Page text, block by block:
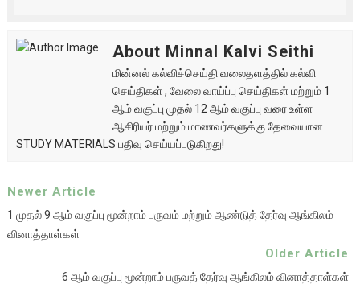
About Minnal Kalvi Seithi
மின்னல் கல்விச்செய்தி வலைதளத்தில் கல்வி
செய்திகள் , வேலை வாய்ப்பு செய்திகள் மற்றும் 1
ஆம் வகுப்பு முதல் 12 ஆம் வகுப்பு வரை உள்ள
ஆசிரியர் மற்றும் மாணவர்களுக்கு தேவையான
STUDY MATERIALS பதிவு செய்யப்படுகிறது!
Newer Article
1 முதல் 9 ஆம் வகுப்பு மூன்றாம் பருவம் மற்றும் ஆண்டுத் தேர்வு ஆங்கிலம்
வினாத்தாள்கள்
Older Article
6 ஆம் வகுப்பு மூன்றாம் பருவத் தேர்வு ஆங்கிலம் வினாத்தாள்கள்